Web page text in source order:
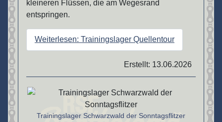
kleineren Flüssen, die am Wegesrand
entspringen.
Weiterlesen: Trainingslager Quellentour
Erstellt: 13.06.2026
Details
Trainingslager Schwarzwald der Sonntagsflitzer